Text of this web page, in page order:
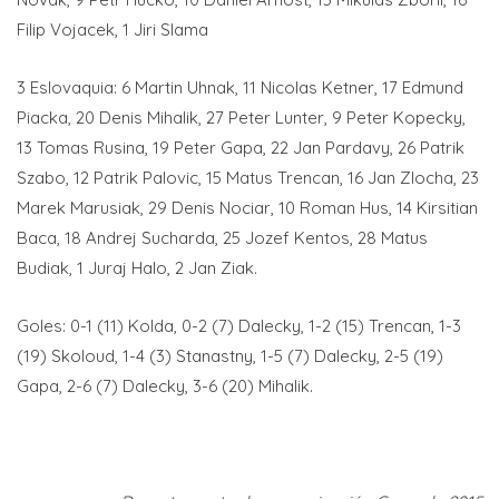
Filip Vojacek, 1 Jiri Slama
3 Eslovaquia: 6 Martin Uhnak, 11 Nicolas Ketner, 17 Edmund
Piacka, 20 Denis Mihalik, 27 Peter Lunter, 9 Peter Kopecky,
13 Tomas Rusina, 19 Peter Gapa, 22 Jan Pardavy, 26 Patrik
Szabo, 12 Patrik Palovic, 15 Matus Trencan, 16 Jan Zlocha, 23
Marek Marusiak, 29 Denis Nociar, 10 Roman Hus, 14 Kirsitian
Baca, 18 Andrej Sucharda, 25 Jozef Kentos, 28 Matus
Budiak, 1 Juraj Halo, 2 Jan Ziak.
Goles: 0-1 (11) Kolda, 0-2 (7) Dalecky, 1-2 (15) Trencan, 1-3
(19) Skoloud, 1-4 (3) Stanastny, 1-5 (7) Dalecky, 2-5 (19)
Gapa, 2-6 (7) Dalecky, 3-6 (20) Mihalik.